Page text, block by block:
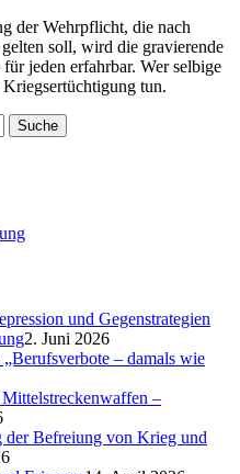
der Wehrpflicht, die nach
soll, wird die gravierende
jeden erfahrbar. Wer selbige
tun.
und Gegenstrategien
2. Juni 2026
– damals wie
–
der Befreiung von Krieg und